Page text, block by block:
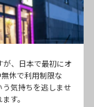
、日本で最初にオ
休で利用制限な
気持ちを逃しませ
す。